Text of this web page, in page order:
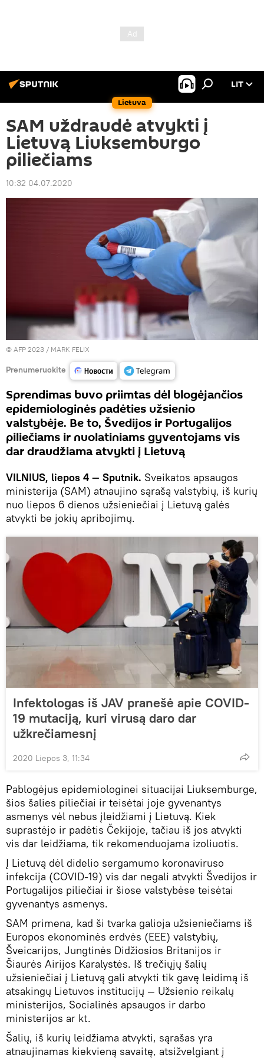
Lietuva
LIT
SAM uždraudė atvykti į
Lietuvą Liuksemburgo
piliečiams
10:32 04.07.2020
© AFP 2023 / MARK FELIX
Prenumeruokite
Sprendimas buvo priimtas dėl blogėjančios
epidemiologinės padėties užsienio
valstybėje. Be to, Švedijos ir Portugalijos
piliečiams ir nuolatiniams gyventojams vis
dar draudžiama atvykti į Lietuvą
VILNIUS, liepos 4 — Sputnik. Sveikatos apsaugos
ministerija (SAM) atnaujino sąrašą valstybių, iš kurių
nuo liepos 6 dienos užsieniečiai į Lietuvą galės
atvykti be jokių apribojimų.
Infektologas iš JAV pranešė apie COVID-
19 mutaciją, kuri virusą daro dar
užkrečiamesnį
2020 Liepos 3, 11:34
Pablogėjus epidemiologinei situacijai Liuksemburge,
šios šalies piliečiai ir teisėtai joje gyvenantys
asmenys vėl nebus įleidžiami į Lietuvą. Kiek
suprastėjo ir padėtis Čekijoje, tačiau iš jos atvykti
vis dar leidžiama, tik rekomenduojama izoliuotis.
Į Lietuvą dėl didelio sergamumo koronaviruso
infekcija (COVID-19) vis dar negali atvykti Švedijos ir
Portugalijos piliečiai ir šiose valstybėse teisėtai
gyvenantys asmenys.
SAM primena, kad ši tvarka galioja užsieniečiams iš
Europos ekonominės erdvės (EEE) valstybių,
Šveicarijos, Jungtinės Didžiosios Britanijos ir
Šiaurės Airijos Karalystės. Iš trečiųjų šalių
užsieniečiai į Lietuvą gali atvykti tik gavę leidimą iš
atsakingų Lietuvos institucijų — Užsienio reikalų
ministerijos, Socialinės apsaugos ir darbo
ministerijos ar kt.
Šalių, iš kurių leidžiama atvykti, sąrašas yra
atnaujinamas kiekvieną savaitę, atsižvelgiant į